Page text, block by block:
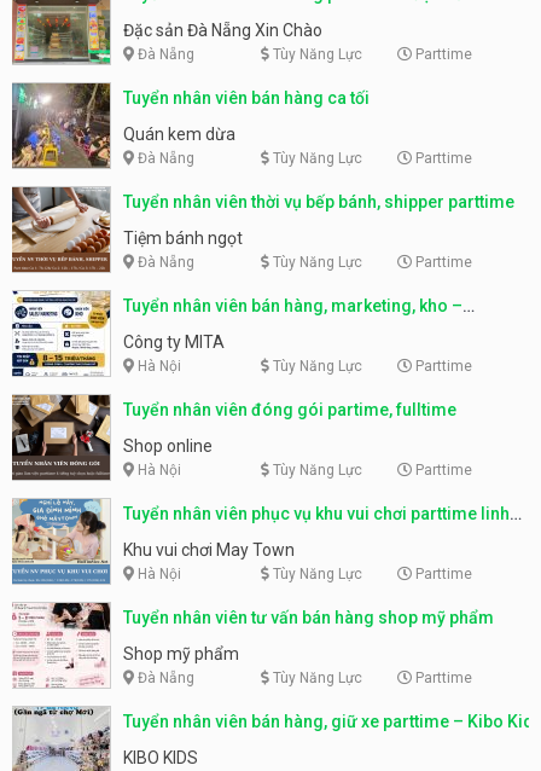
Nẵng
Đặc sản Đà Nẵng Xin Chào
Đà Nẵng Tùy Năng Lực Parttime
Tuyển nhân viên bán hàng ca tối
Quán kem dừa
Đà Nẵng Tùy Năng Lực Parttime
Tuyển nhân viên thời vụ bếp bánh, shipper parttime
Tiệm bánh ngọt
Đà Nẵng Tùy Năng Lực Parttime
Tuyển nhân viên bán hàng, marketing, kho –
parttime, fulltime
Công ty MITA
Hà Nội Tùy Năng Lực Parttime
Tuyển nhân viên đóng gói partime, fulltime
Shop online
Hà Nội Tùy Năng Lực Parttime
Tuyển nhân viên phục vụ khu vui chơi parttime linh
động
Khu vui chơi May Town
Hà Nội Tùy Năng Lực Parttime
Tuyển nhân viên tư vấn bán hàng shop mỹ phẩm
Shop mỹ phẩm
Đà Nẵng Tùy Năng Lực Parttime
Tuyển nhân viên bán hàng, giữ xe parttime – Kibo Kid
KIBO KIDS